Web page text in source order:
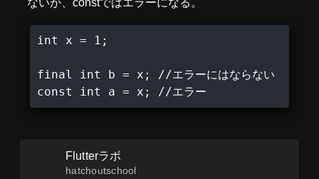
ないが、constではエラーになる。
int x = 1;
final int b = x; //エラーにはならない
const int a = x; //エラー
Flutterラボ
hatchoutschool